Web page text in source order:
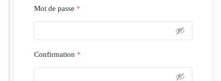
Mot de passe *
Confirmation *